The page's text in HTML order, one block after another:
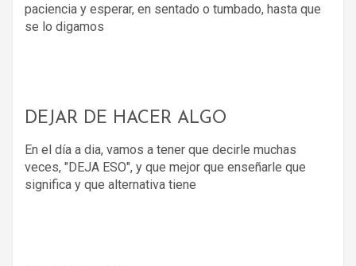
paciencia y esperar, en sentado o tumbado, hasta que
se lo digamos
DEJAR DE HACER ALGO
En el día a dia, vamos a tener que decirle muchas
veces, "DEJA ESO", y que mejor que enseñarle que
significa y que alternativa tiene